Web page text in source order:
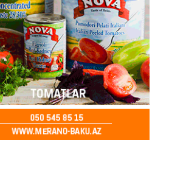
Azərbaycanlıların yemək
- 15:45 170
yeni səfirimiz kimdir? –
- 15:30